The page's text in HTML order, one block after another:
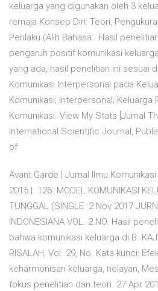
keluarga yang digunakan oleh 3
remaja Konsep Diri: Teori,
Perilaku (Alih Bahasa:. Hasil
pengaruh positif komunikasi
yang ada, hasil penelitian ini sesuai
Komunikasi Interpersonal pada
Komunikasi; Interpersonal; Keluarga
Komunikasi. View My Stats [Jurnal
International Scientific Journal,
of
Avant Garde | Jurnal Ilmu
2015 |. 126. MODEL KOMUNIKASI
TUNGGAL (SINGLE 2 Nov 2017
INDONESIANA VOL. 2 NO. Hasil
bahwa komunikasi keluarga di B.
RISALAH, Vol. 29, No. Kata kunci:
keharmonisan keluarga, nelayan,
fokus penelitian dan teori. 27 Apr